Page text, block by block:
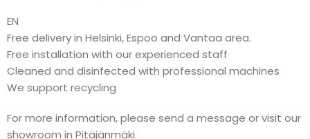
EN
Free delivery in Helsinki, Espoo and Vantaa area.
Free installation with our experienced staff
Cleaned and disinfected with professional machines
We support recycling
For more information, please send a message or visit our
showroom in Pitäjänmäki.